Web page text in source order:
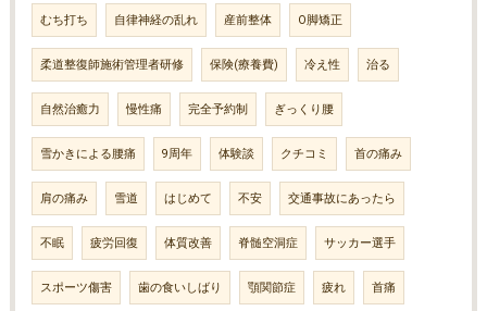
むち打ち 自律神経の乱れ 産前整体 O脚矯正
柔道整復師施術管理者研修 保険(療養費) 冷え性 治る
自然治癒力 慢性痛 完全予約制 ぎっくり腰
雪かきによる腰痛 9周年 体験談 クチコミ 首の痛み
肩の痛み 雪道 はじめて 不安 交通事故にあったら
不眠 疲労回復 体質改善 脊髄空洞症 サッカー選手
スポーツ傷害 歯の食いしばり 顎関節症 疲れ 首痛